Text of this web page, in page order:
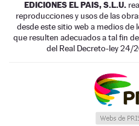
EDICIONES EL PAIS, S.L.U.
reproducciones y usos de las
desde este sitio web a medios
que resulten adecuados a tal fin
del Real Decreto-ley 24/